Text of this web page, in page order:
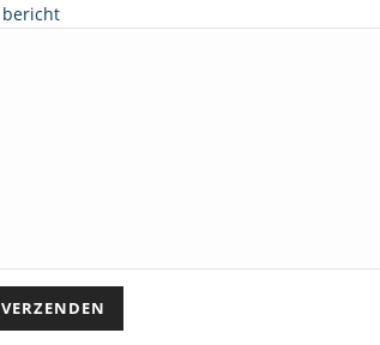
bericht